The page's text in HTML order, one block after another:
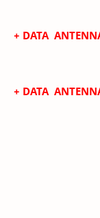
+ DATA
+ DATA